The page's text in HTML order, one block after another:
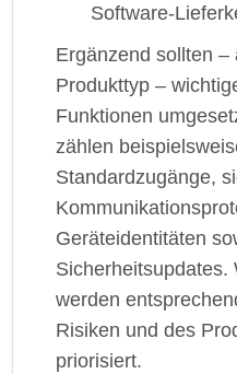
Software-
Ergänzend sollten –
Produkttyp –
Funktionen
zählen
Standardzugänge,
Geräteidentitäten
Sicherheitsupdates.
werden
Risiken und des
priorisiert.